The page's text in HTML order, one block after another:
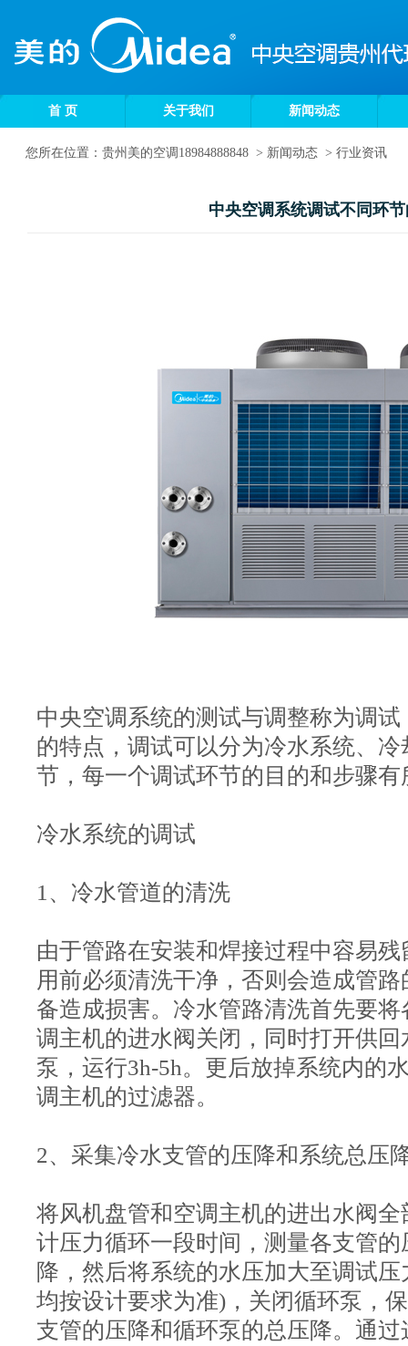
首 页 关于我们 新闻动态
您所在位置： 贵州美的空调18984888848 > 新闻动态 > 行业资讯
中央空调系统调试不同环
中央空调系统的测试与调整称为调
的特点，调试可以分为冷水系统、
节，每一个调试环节的目的和步骤有
冷水系统的调试
1、冷水管道的清洗
由于管路在安装和焊接过程中容易
用前必须清洗干净，否则会造成管
备造成损害。冷水管路清洗首先要
调主机的进水阀关闭，同时打开供
泵，运行3h-5h。更后放掉系统内的
调主机的过滤器。
2、采集冷水支管的压降和系统总压
将风机盘管和空调主机的进出水阀
计压力循环一段时间，测量各支管
降，然后将系统的水压加大至调试压
均按设计要求为准)，关闭循环泵，
支管的压降和循环泵的总压降。通